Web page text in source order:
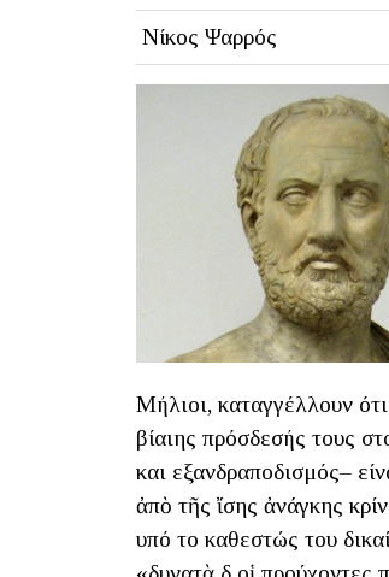
Νίκος Ψαρρός
Μήλιοι, καταγγέλλουν
βίαιης πρόσδεσής τους
και εξανδραποδισμός–
ἀπὸ τῆς ἴσης ἀνάγκης
υπό το καθεστώς του